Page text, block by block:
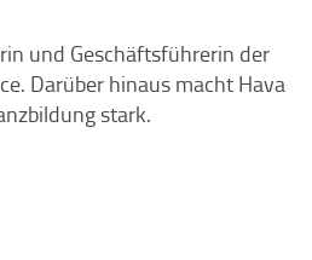
und Geschäftsführerin der
Darüber hinaus macht Hava
stark.